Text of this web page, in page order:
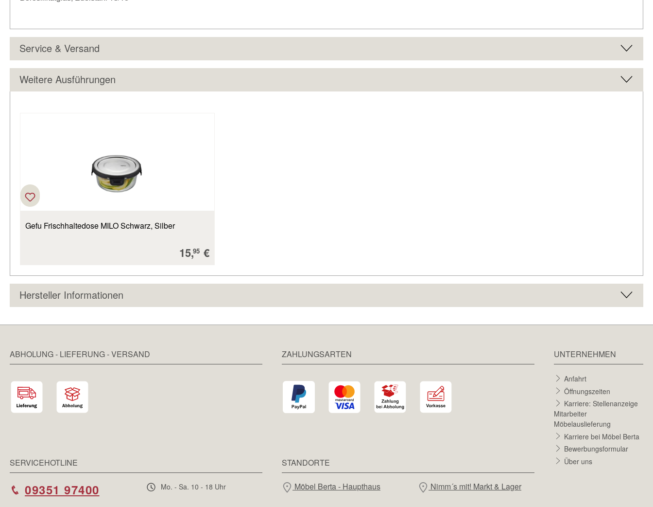
Service & Versand
Weitere Ausführungen
Gefu Frischhaltedose MILO Schwarz, Silber
Verkaufspreis:
15,95 €
Hersteller Informationen
ABHOLUNG - LIEFERUNG - VERSAND ZAHLUNGSARTEN
SERVICEHOTLINE
09351 97400 Mo. - Sa. 10 - 18 Uhr
STANDORTE
Möbel Berta - Haupthaus Nimm´s mit! Markt & Lager
UNTERNEHMEN
Anfahrt
Öffnungszeiten
Karriere: Stellenanzeige
Mitarbeiter
Möbelauslieferung
Karriere bei Möbel Berta
Bewerbungsformular
Über uns